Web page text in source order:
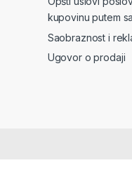
kupovinu putem
Saobraznost i
Ugovor o prodaji